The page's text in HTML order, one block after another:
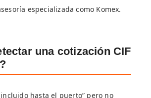
especializada como Komex.
una cotización CIF
incluido hasta el puerto” pero no